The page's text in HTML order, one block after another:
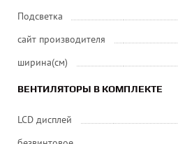
Подсветка
сайт производителя
ширина(см)
ВЕНТИЛЯТОРЫ В КОМПЛЕКТЕ
LCD дисплей